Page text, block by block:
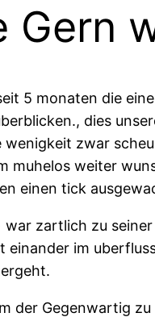
Gern
5 monaten die
dies
zwar
muhelos weiter
einen tick
zartlich zu
einander im
der Gegenwartig